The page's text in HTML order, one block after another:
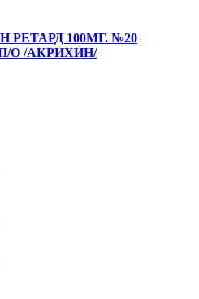
100МГ. №20
О /АКРИХИН/